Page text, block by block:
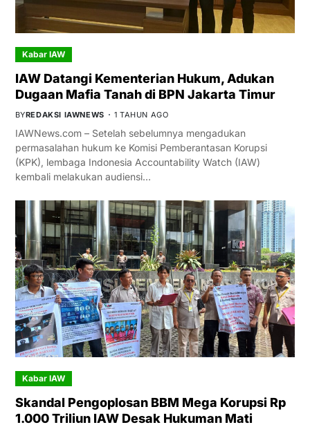
Kabar IAW
IAW Datangi Kementerian Hukum, Adukan
Dugaan Mafia Tanah di BPN Jakarta Timur
BYREDAKSI IAWNEWS 1 TAHUN AGO
IAWNews.com – Setelah sebelumnya mengadukan
permasalahan hukum ke Komisi Pemberantasan Korupsi
(KPK), lembaga Indonesia Accountability Watch (IAW)
kembali melakukan audiensi…
Kabar IAW
Skandal Pengoplosan BBM Mega Korupsi Rp
1.000 Triliun IAW Desak Hukuman Mati